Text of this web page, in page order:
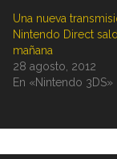
Una nueva
Nintendo Direct
mañana
28 agosto, 2012
En «Nintendo 3DS»